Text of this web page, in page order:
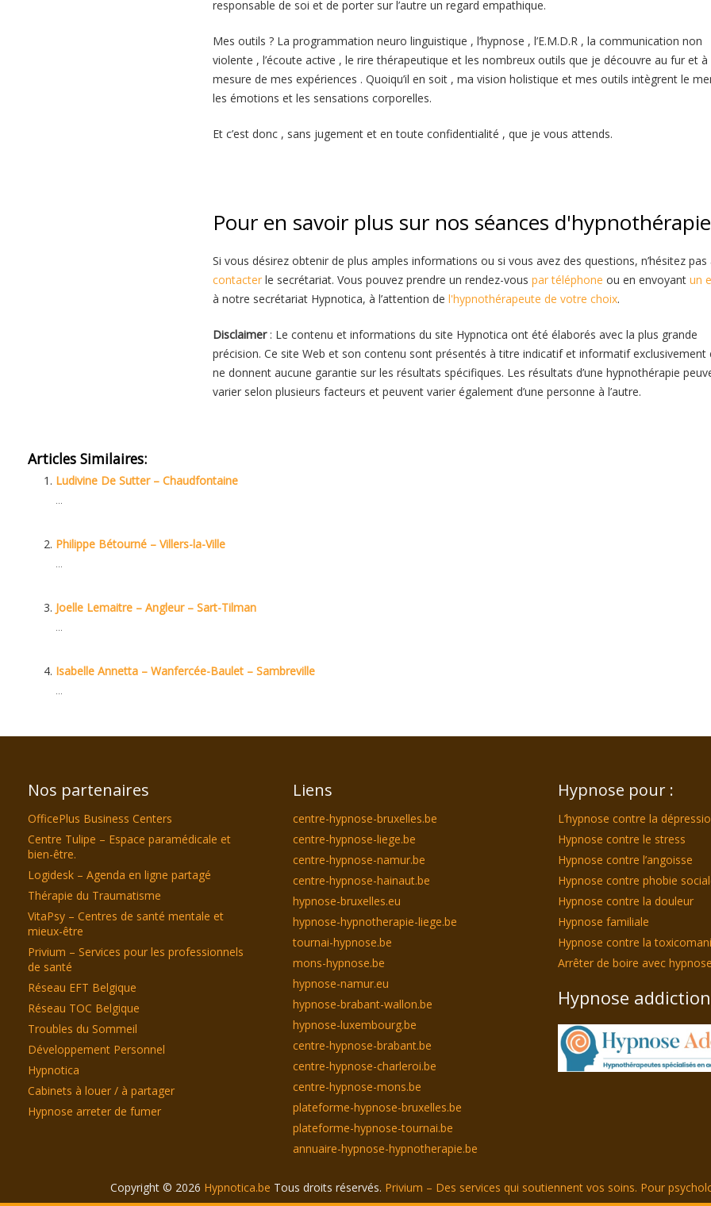
responsable de soi et de porter sur l’autre un regard empathique.
Mes outils ? La programmation neuro linguistique , l’hypnose , l’E.M.D.R , la communication non
violente , l’écoute active , le rire thérapeutique et les nombreux outils que je découvre au fur et à
mesure de mes expériences . Quoiqu’il en soit , ma vision holistique et mes outils intègrent le
les émotions et les sensations corporelles.
Et c’est donc , sans jugement et en toute confidentialité , que je vous attends.
Pour en savoir plus sur nos séances
Si vous désirez obtenir de plus amples informations ou si vous avez des questions, n’hésitez pas
contacter le secrétariat. Vous pouvez prendre un rendez-vouspar téléphone ou en envoyantun
à notre secrétariat Hypnotica, à l’attention del'hypnothérapeute de votre choix.
Disclaimer: Le contenu et informations du site Hypnotica ont été élaborés avec la plus grande
précision. Ce site Web et son contenu sont présentés à titre indicatif et informatif exclusivement
ne donnent aucune garantie sur les résultats spécifiques. Les résultats d’une hypnothérapie
varier selon plusieurs facteurs et peuvent varier également d’une personne à l’autre.
Articles Similaires:
Ludivine De Sutter – Chaudfontaine
...
Philippe Bétourné – Villers-la-Ville
...
Joelle Lemaitre – Angleur – Sart-Tilman
...
Isabelle Annetta – Wanfercée-Baulet – Sambreville
...
Nos partenaires
OfficePlus Business Centers
Centre Tulipe – Espace paramédicale et
bien-être.
Logidesk – Agenda en ligne partagé
Thérapie du Traumatisme
VitaPsy – Centres de santé mentale et
mieux-être
Privium – Services pour les professionnels
de santé
Réseau EFT Belgique
Réseau TOC Belgique
Troubles du Sommeil
Développement Personnel
Hypnotica
Cabinets à louer / à partager
Hypnose arreter de fumer
Liens
centre-hypnose-bruxelles.be
centre-hypnose-liege.be
centre-hypnose-namur.be
centre-hypnose-hainaut.be
hypnose-bruxelles.eu
hypnose-hypnotherapie-liege.be
tournai-hypnose.be
mons-hypnose.be
hypnose-namur.eu
hypnose-brabant-wallon.be
hypnose-luxembourg.be
centre-hypnose-brabant.be
centre-hypnose-charleroi.be
centre-hypnose-mons.be
plateforme-hypnose-bruxelles.be
plateforme-hypnose-tournai.be
annuaire-hypnose-hypnotherapie.be
Hypnose pour :
L’hypnose contre la
Hypnose contre le stress
Hypnose contre l’angoisse
Hypnose contre phobie
Hypnose contre la douleur
Hypnose familiale
Hypnose contre la
Arrêter de boire avec hypnose
Hypnose addiction
Copyright © 2026 Hypnotica.be Tous droits réservés. Privium – Des services qui soutiennent vos soins. Pour